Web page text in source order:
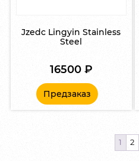
Jzedc Lingyin Stainless
Steel
16500 ₽
Предзаказ
1 2